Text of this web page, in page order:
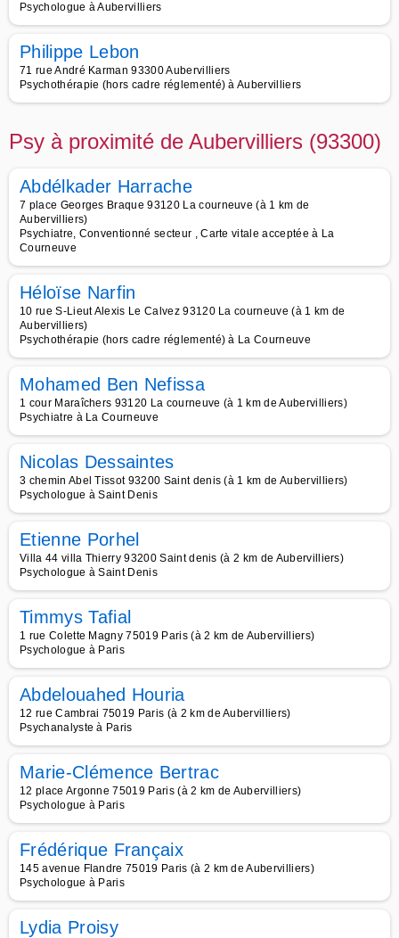
Psychologue à Aubervilliers
Philippe Lebon
71 rue André Karman 93300 Aubervilliers
Psychothérapie (hors cadre réglementé) à Aubervilliers
Psy à proximité de Aubervilliers (93300)
Abdélkader Harrache
7 place Georges Braque 93120 La courneuve (à 1 km de
Aubervilliers)
Psychiatre, Conventionné secteur , Carte vitale acceptée à La
Courneuve
Héloïse Narfin
10 rue S-Lieut Alexis Le Calvez 93120 La courneuve (à 1 km de
Aubervilliers)
Psychothérapie (hors cadre réglementé) à La Courneuve
Mohamed Ben Nefissa
1 cour Maraîchers 93120 La courneuve (à 1 km de Aubervilliers)
Psychiatre à La Courneuve
Nicolas Dessaintes
3 chemin Abel Tissot 93200 Saint denis (à 1 km de Aubervilliers)
Psychologue à Saint Denis
Etienne Porhel
Villa 44 villa Thierry 93200 Saint denis (à 2 km de Aubervilliers)
Psychologue à Saint Denis
Timmys Tafial
1 rue Colette Magny 75019 Paris (à 2 km de Aubervilliers)
Psychologue à Paris
Abdelouahed Houria
12 rue Cambrai 75019 Paris (à 2 km de Aubervilliers)
Psychanalyste à Paris
Marie-Clémence Bertrac
12 place Argonne 75019 Paris (à 2 km de Aubervilliers)
Psychologue à Paris
Frédérique Françaix
145 avenue Flandre 75019 Paris (à 2 km de Aubervilliers)
Psychologue à Paris
Lydia Proisy